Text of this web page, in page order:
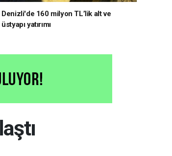
Denizli'de 160 milyon TL’lik alt ve
üstyapı yatırımı